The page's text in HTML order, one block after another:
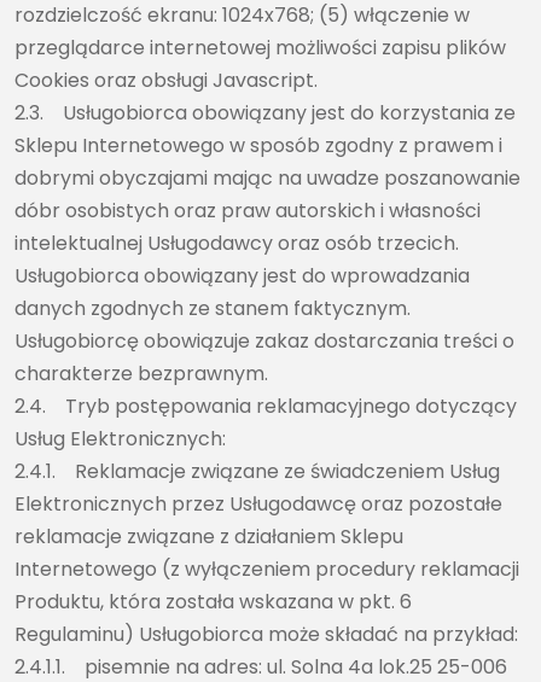
rozdzielczość ekranu: 1024x768; (5) włączenie w
przeglądarce internetowej możliwości zapisu plików
Cookies oraz obsługi Javascript.
2.3. Usługobiorca obowiązany jest do korzystania ze
Sklepu Internetowego w sposób zgodny z prawem i
dobrymi obyczajami mając na uwadze poszanowanie
dóbr osobistych oraz praw autorskich i własności
intelektualnej Usługodawcy oraz osób trzecich.
Usługobiorca obowiązany jest do wprowadzania
danych zgodnych ze stanem faktycznym.
Usługobiorcę obowiązuje zakaz dostarczania treści o
charakterze bezprawnym.
2.4. Tryb postępowania reklamacyjnego dotyczący
Usług Elektronicznych:
2.4.1. Reklamacje związane ze świadczeniem Usług
Elektronicznych przez Usługodawcę oraz pozostałe
reklamacje związane z działaniem Sklepu
Internetowego (z wyłączeniem procedury reklamacji
Produktu, która została wskazana w pkt. 6
Regulaminu) Usługobiorca może składać na przykład:
2.4.1.1. pisemnie na adres: ul. Solna 4a lok.25 25-006